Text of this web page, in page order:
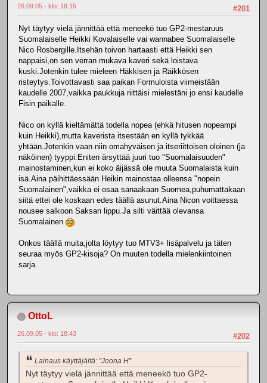
#201
26.09.05 - klo: 18.15
Nyt täytyy vielä jännittää että meneekö tuo GP2-mestaruus
Suomalaiselle Heikki Kovalaiselle vai wannabee Suomalaiselle
Nico Rosbergille.Itsehän toivon hartaasti että Heikki sen
nappaisi,on sen verran mukava kaveri sekä loistava
kuski.Jotenkin tulee mieleen Häkkisen ja Räikkösen
risteytys.Toivottavasti saa paikan Formuloista viimeistään
kaudelle 2007,vaikka paukkuja riittäisi mielestäni jo ensi kaudelle
Fisin paikalle.
Nico on kyllä kieltämättä todella nopea (ehkä hitusen nopeampi
kuin Heikki),mutta kaverista itsestään en kyllä tykkää
yhtään.Jotenkin vaan niin omahyväisen ja itseriittoisen oloinen (ja
näköinen) tyyppi.Eniten ärsyttää juuri tuo "Suomalaisuuden"
mainostaminen,kun ei koko äijässä ole muuta Suomalaista kuin
isä.Aina päihittäessään Heikin mainostaa olleensa "nopein
Suomalainen",vaikka ei osaa sanaakaan Suomea,puhumattakaan
siitä ettei ole koskaan edes täällä asunut.Aina Nicon voittaessa
nousee salkoon Saksan lippu.Ja silti väittää olevansa
Suomalainen
Onkos täällä muita,jolta löytyy tuo MTV3+ lisäpalvelu ja täten
seuraa myös GP2-kisoja? On muuten todella mielenkiintoinen
sarja.
OttoL
#202
26.09.05 - klo: 18.43
Lainaus käyttäjältä: "Joona H"
Nyt täytyy vielä jännittää että meneekö tuo GP2-